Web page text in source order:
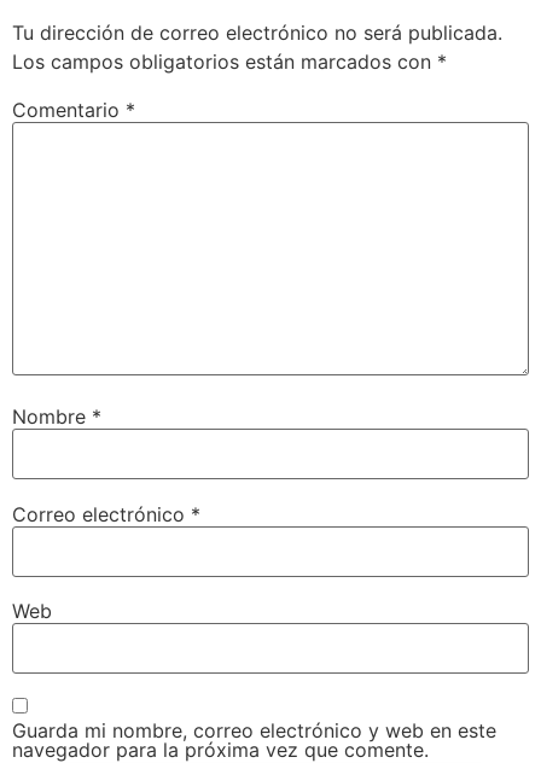
Tu dirección de correo electrónico no será publicada.
Los campos obligatorios están marcados con *
Comentario *
Nombre *
Correo electrónico *
Web
Guarda mi nombre, correo electrónico y web en este
navegador para la próxima vez que comente.